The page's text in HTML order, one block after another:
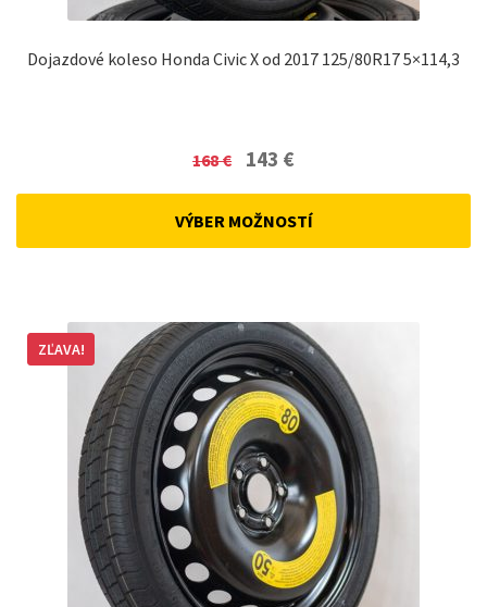
Dojazdové koleso Honda Civic X od 2017 125/80R17 5×114,3
168€
Original
was:
143 €Current
VÝBER MOŽNOSTÍ
ZĽAVA!